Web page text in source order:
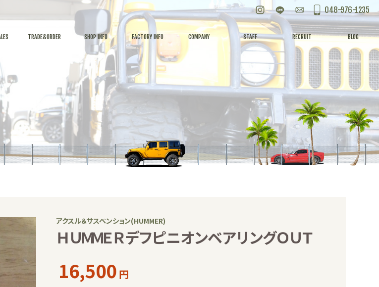
お問い合わせ
048-976-1235
TRADE&ORDER SHOP INFO FACTORY INFO COMPANY STAFF RECRUIT BLOG
アクスル＆サスペンション(HUMMER)
ＨＵＭＭＥＲデフピニオンベアリングＯＵＴ
16,500 円